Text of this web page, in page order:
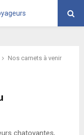
Nos carnets à venir
chatoyantes,